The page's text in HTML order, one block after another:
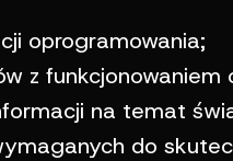
oprogramowania;
z
na temat
do